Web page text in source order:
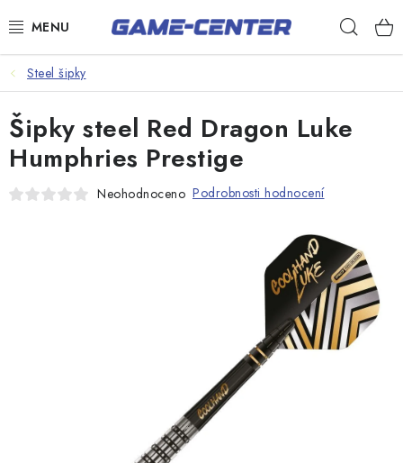
na
Šipky
Kulečník
Poker
Stolní fotbal
Steel šipky
Šipky steel Red Dragon Luke
Humphries Prestige
Neohodnoceno Podrobnosti hodnocení